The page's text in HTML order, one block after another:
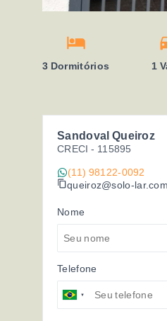
3 Dormitórios 1
Sandoval Queiroz
CRECI - 115895
(11) 98122-0092
queiroz@solo-
Nome
Telefone